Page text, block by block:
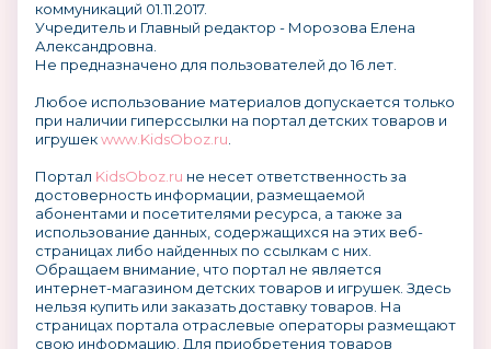
коммуникаций 01.11.2017.
Учредитель и Главный редактор - Морозова Елена
Александровна.
Не предназначено для пользователей до 16 лет.
Любое использование материалов допускается только
при наличии гиперссылки на портал детских товаров и
игрушекwww.KidsOboz.ru
Портал KidsOboz.ru не несет ответственность за
достоверность информации, размещаемой
абонентами и посетителями ресурса, а также за
использование данных, содержащихся на этих веб-
страницах либо найденных по ссылкам с них.
Обращаем внимание, что портал не является
интернет-магазином детских товаров и игрушек. Здесь
нельзя купить или заказать доставку товаров. На
страницах портала отраслевые операторы размещают
свою информацию. Для приобретения товаров